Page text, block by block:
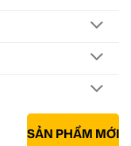
SẢN PHẨM MỚI